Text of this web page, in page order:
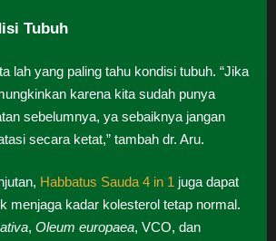
Tubuh
lah yang paling tahu kondisi tubuh. “Jika
karena kita sudah punya
sebelumnya, ya sebaiknya jangan
secara ketat,” tambah dr. Aru.
Habbatus Sauda 4 in 1 juga dapat
menjaga kadar kolesterol tetap normal.
, Oleum europaea, VCO, dan